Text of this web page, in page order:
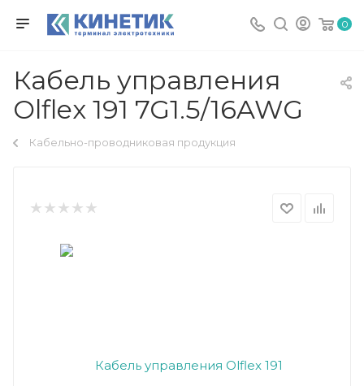
0
Кабель управления
Olflex 191 7G1.5/16AWG
Кабельно-проводниковая продукция